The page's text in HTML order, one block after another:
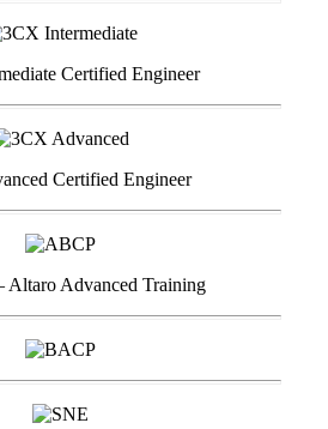
Certified Engineer
Certified Engineer
Altaro Advanced Training